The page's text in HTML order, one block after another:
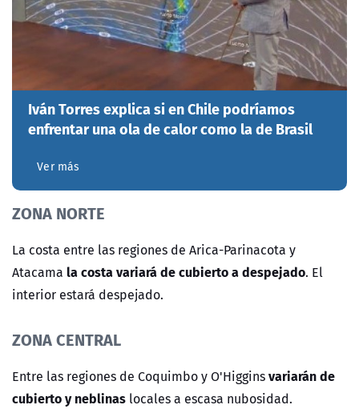
Iván Torres explica si en Chile podríamos
enfrentar una ola de calor como la de Brasil
Ver más
ZONA NORTE
La costa entre las regiones de Arica-Parinacota y
Atacama la costa variará de cubierto a despejado. El
interior estará despejado.
ZONA CENTRAL
Entre las regiones de Coquimbo y O'Higginsvariarán de
cubierto y neblinas locales a escasa nubosidad.